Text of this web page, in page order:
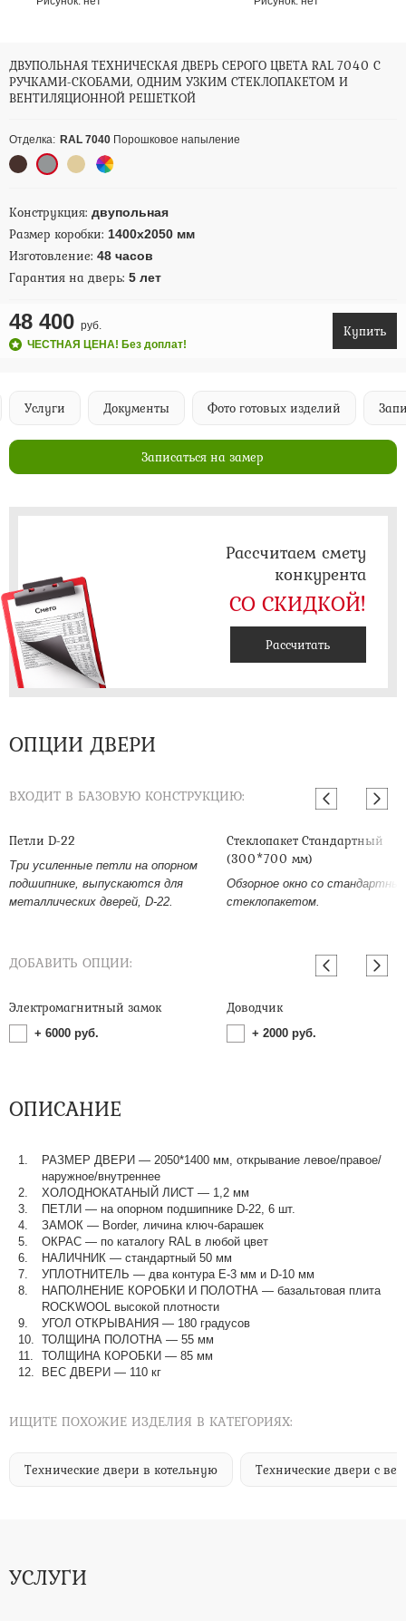
ДВУПОЛЬНАЯ ТЕХНИЧЕСКАЯ ДВЕРЬ СЕРОГО ЦВЕТА RAL 7040 С
РУЧКАМИ-СКОБАМИ, ОДНИМ УЗКИМ СТЕКЛОПАКЕТОМ И
ВЕНТИЛЯЦИОННОЙ РЕШЕТКОЙ
Отделка: RAL 7040 Порошковое напыление
Конструкция: двупольная
Размер коробки: 1400х2050 мм
Изготовление: 48 часов
Гарантия на дверь: 5 лет
48 400 руб.
ЧЕСТНАЯ ЦЕНА! Без доплат!
Купить
Услуги Документы Фото готовых изделий
Записаться на замер
Рассчитаем смету
конкурента
СО СКИДКОЙ!
Рассчитать
ОПЦИИ ДВЕРИ
ВХОДИТ В БАЗОВУЮ КОНСТРУКЦИЮ:
Петли D-22
Три усиленные петли на опорном
подшипнике, выпускаются для
металлических дверей, D-22.
Стеклопакет Стандартный
(300*700 мм)
Обзорное окно со
стеклопакетом.
ДОБАВИТЬ ОПЦИИ:
Электромагнитный замок
+ 6000 руб.
Доводчик
+ 2000 руб.
ОПИСАНИЕ
РАЗМЕР ДВЕРИ — 2050*1400 мм, открывание левое/правое/
наружное/внутреннее
ХОЛОДНОКАТАНЫЙ ЛИСТ — 1,2 мм
ПЕТЛИ — на опорном подшипнике D-22, 6 шт.
ЗАМОК — Border, личина ключ-барашек
ОКРАС — по каталогу RAL в любой цвет​​​​​​​
НАЛИЧНИК — стандартный 50 мм
УПЛОТНИТЕЛЬ — два контура Е-3 мм и D-10 мм
НАПОЛНЕНИЕ КОРОБКИ И ПОЛОТНА — базальтовая плита
ROCKWOOL высокой плотности
УГОЛ ОТКРЫВАНИЯ — 180 градусов
ТОЛЩИНА ПОЛОТНА — 55 мм
ТОЛЩИНА КОРОБКИ — 85 мм
ВЕС ДВЕРИ — 110 кг
ИЩИТЕ ПОХОЖИЕ ИЗДЕЛИЯ В КАТЕГОРИЯХ:
Технические двери в котельную Технические двери с
УСЛУГИ